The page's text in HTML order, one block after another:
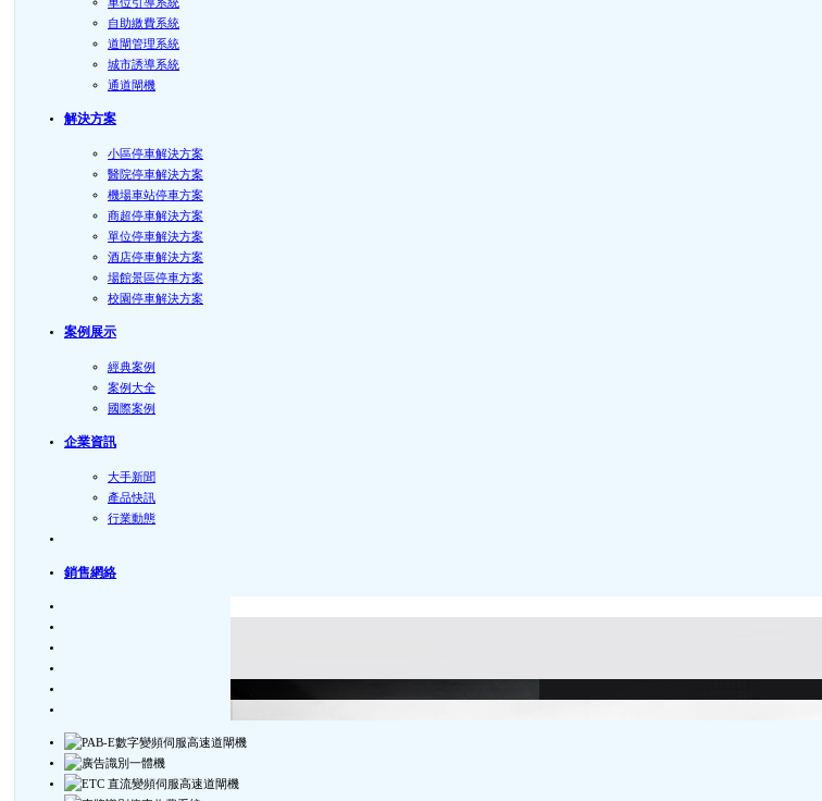
車位引導系統
自助繳費系統
道閘管理系統
城市誘導系統
通道閘機
解決方案
小區停車解決方案
醫院停車解決方案
機場車站停車方案
商超停車解決方案
單位停車解決方案
酒店停車解決方案
場館景區停車方案
校園停車解決方案
案例展示
經典案例
案例大全
國際案例
企業資訊
大手新聞
產品快訊
行業動態
銷售網絡